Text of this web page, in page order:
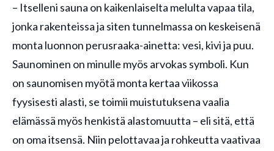
– Itselleni sauna on kaikenlaiselta melulta vapaa tila,
jonka rakenteissa ja siten tunnelmassa on keskeisenä
monta luonnon perusraaka-ainetta: vesi, kivi ja puu.
Saunominen on minulle myös arvokas symboli. Kun
on saunomisen myötä monta kertaa viikossa
fyysisesti alasti, se toimii muistutuksena vaalia
elämässä myös henkistä alastomuutta – eli sitä, että
on oma itsensä. Niin pelottavaa ja rohkeutta vaativaa